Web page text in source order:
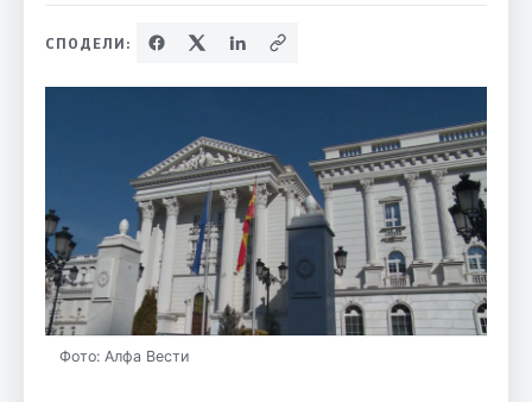
СПОДЕЛИ:
Фото: Алфа Вести